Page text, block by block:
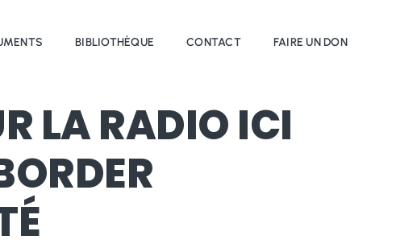
BIBLIOTHÈQUE CONTACT FAIRE UN DON
LA RADIO ICI